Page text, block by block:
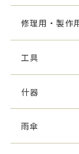
修理用・製作
工具
什器
雨傘